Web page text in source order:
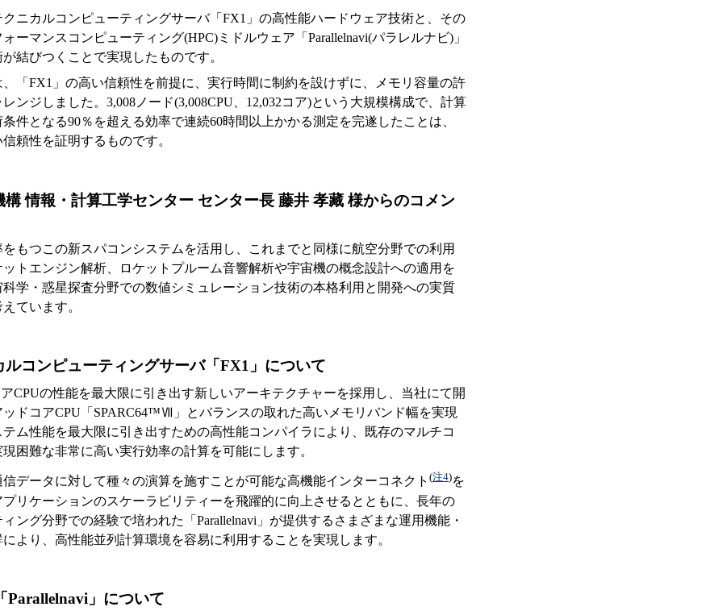
ニカルコンピューティングサーバ「FX1」の高性能ハードウェア技術と、その
ーマンスコンピューティング(HPC)ミドルウェア「Parallelnavi(パラレルナビ)」
結びつくことで実現したものです。
「FX1」の高い信頼性を前提に、実行時間に制約を設けずに、メモリ容量の許
ンジしました。3,008ノード(3,008CPU、12,032コア)という大規模構成で、計算
件となる90％を超える効率で連続60時間以上かかる測定を完遂したことは、
頼性を証明するものです。
情報・計算工学センター センター長 藤井 孝藏 様からのコメン
もつこの新スパコンシステムを活用し、これまでと同様に航空分野での利用
トエンジン解析、ロケットプルーム音響解析や宇宙機の概念設計への適用を
学・惑星探査分野での数値シミュレーション技術の本格利用と開発への実質
ています。
コンピューティングサーバ「FX1」について
アCPUの性能を最大限に引き出す新しいアーキテクチャーを採用し、当社にて開
ドコアCPU「SPARC64™Ⅶ」とバランスの取れた高いメモリバンド幅を実現
ム性能を最大限に引き出すための高性能コンパイラにより、既存のマルチコ
困難な非常に高い実行効率の計算を可能にします。
データに対して種々の演算を施すことが可能な高機能インターコネクト (注4)を
リケーションのスケーラビリティーを飛躍的に向上させるとともに、長年の
ング分野での経験で培われた「Parallelnavi」が提供するさまざまな運用機能・
より、高性能並列計算環境を容易に利用することを実現します。
Parallelnavi」について